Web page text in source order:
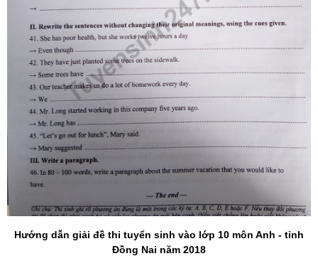
Hướng dẫn giải đề thi tuyển sinh vào lớp 10 môn Anh - tỉnh
Đồng Nai năm 2018